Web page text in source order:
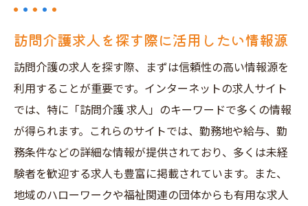
訪問介護求人を探す際に活用したい情報源
訪問介護の求人を探す際、まずは信頼性の高い情報源を
利用することが重要です。インターネットの求人サイト
では、特に「訪問介護 求人」のキーワードで多くの情報
が得られます。これらのサイトでは、勤務地や給与、勤
務条件などの詳細な情報が提供されており、多くは未経
験者を歓迎する求人も豊富に掲載されています。また、
地域のハローワークや福祉関連の団体からも有用な求人